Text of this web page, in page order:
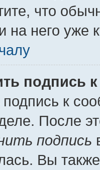
что
него уже
подпись
к
После
подпись
Вы